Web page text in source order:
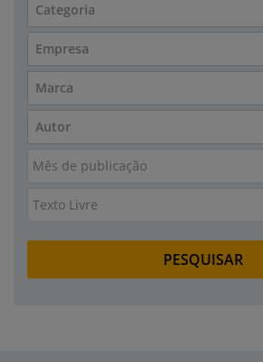
Categoria
Empresa
Marca
Autor